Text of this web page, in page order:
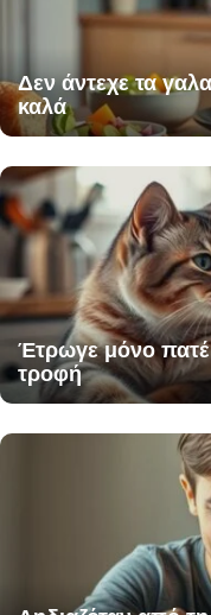
Δεν άντεχε τα
καλά
Έτρωγε μόνο πατέ
τροφή